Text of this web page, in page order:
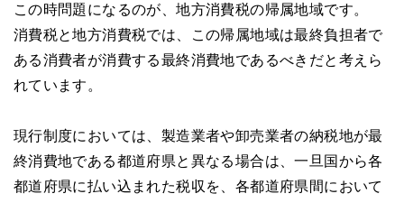
この時問題になるのが、地方消費税の帰属地域です。
消費税と地方消費税では、この帰属地域は最終負担者で
ある消費者が消費する最終消費地であるべきだと考えら
れています。
現行制度においては、製造業者や卸売業者の納税地が最
終消費地である都道府県と異なる場合は、一旦国から各
都道府県に払い込まれた税収を、各都道府県間において